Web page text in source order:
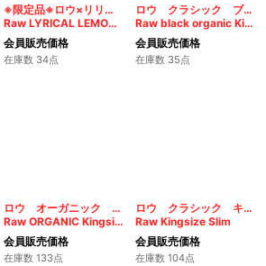
※限定品※ロウ×リリカル・レモネード キングサイズ スリム
Raw LYRICAL LEMONADE Kingsize Slim
会員販売価格
在庫数 34点
ロウ クラシック ブラック・オーガニック キングサイズ スリム
Raw black organic Kingsize Slim
会員販売価格
在庫数 35点
ロウ オーガニック キングサイズ スリム
Raw ORGANIC Kingsize Slim
会員販売価格
在庫数 133点
ロウ クラシック キングサイズ スリム
Raw Kingsize Slim
会員販売価格
在庫数 104点